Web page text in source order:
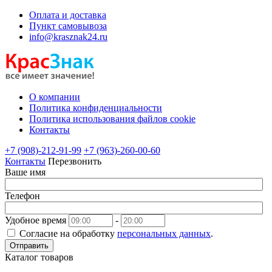
Оплата и доставка
Пункт самовывоза
info@krasznak24.ru
О компании
Политика конфиденциальности
Политика использования файлов cookie
Контакты
+7 (908)-212-91-99 +7 (963)-260-00-60
Контакты Перезвонить
Ваше имя
Телефон
Удобное время
-
Согласие на обработку персональных данных.
Отправить
Каталог товаров